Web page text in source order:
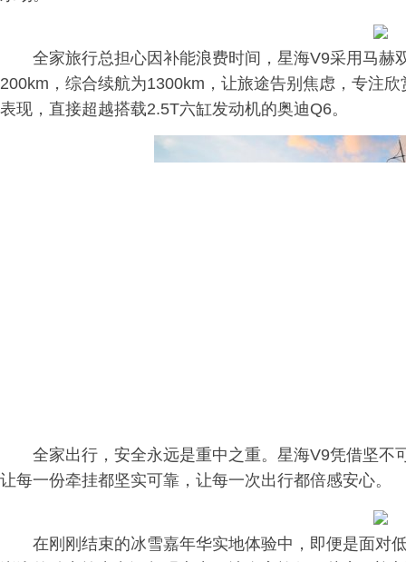
全家旅行总担心因补能浪费时间，星海V9采用马赫
200km，综合续航为1300km，让旅途告别焦虑，专注
表现，直接超越搭载2.5T六缸发动机的奥迪Q6。
全家出行，安全永远是重中之重。星海V9凭借坚不
让每一份牵挂都坚实可靠，让每一次出行都倍感安心。
在刚刚结束的冰雪嘉年华实地体验中，即便是面对